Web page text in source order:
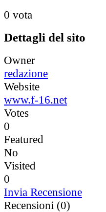
0 vota
Dettagli del sito
Owner
redazione
Website
www.f-16.net
Votes
0
Featured
No
Visited
0
Invia Recensione
Recensioni (0)